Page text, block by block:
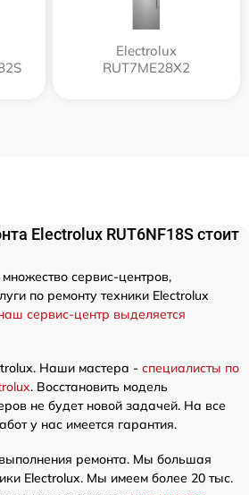
Electrolux
RUT7ME28X2
Electrolux RUT6NF18S стоит
сервис-центров,
по ремонту техники Electrolux
сервис-центр выделяется
Наши мастера - специалисты по
. Восстановить модель
не будет новой задачей. На все
у нас имеется гарантия.
ремонта. Мы большая
Electrolux. Мы имеем более 20 тыс.